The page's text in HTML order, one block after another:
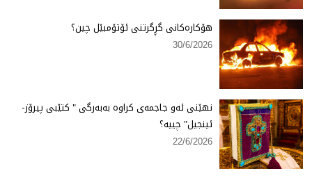
هۆكارەكانی گڕگرتنی ئۆتۆمبێل چین؟
30/6/2026
نهێنی ئەو جاجمەی كراوە بەبەرگی " كتێبی پیرۆز-
ئینجیل" چییە؟
22/6/2026